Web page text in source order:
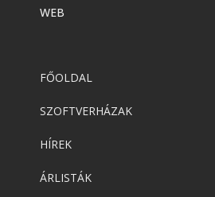
WEB
FŐOLDAL
SZOFTVERHÁZAK
HÍREK
ÁRLISTÁK